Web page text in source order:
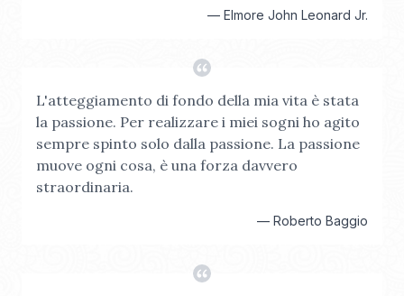
— Elmore John Leonard Jr.
L'atteggiamento di fondo della mia vita è stata
la passione. Per realizzare i miei sogni ho agito
sempre spinto solo dalla passione. La passione
muove ogni cosa, è una forza davvero
straordinaria.
— Roberto Baggio